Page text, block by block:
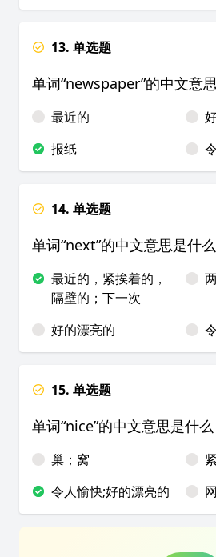
13. 单选题
单词“newspaper”的中文意
最近的
报纸
14. 单选题
单词“next”的中文意思是什么
最近的，紧挨着的，
隔壁的；下一次
好的漂亮的
15. 单选题
单词“nice”的中文意思是什么
巢；窝
令人愉快;好的漂亮的
网